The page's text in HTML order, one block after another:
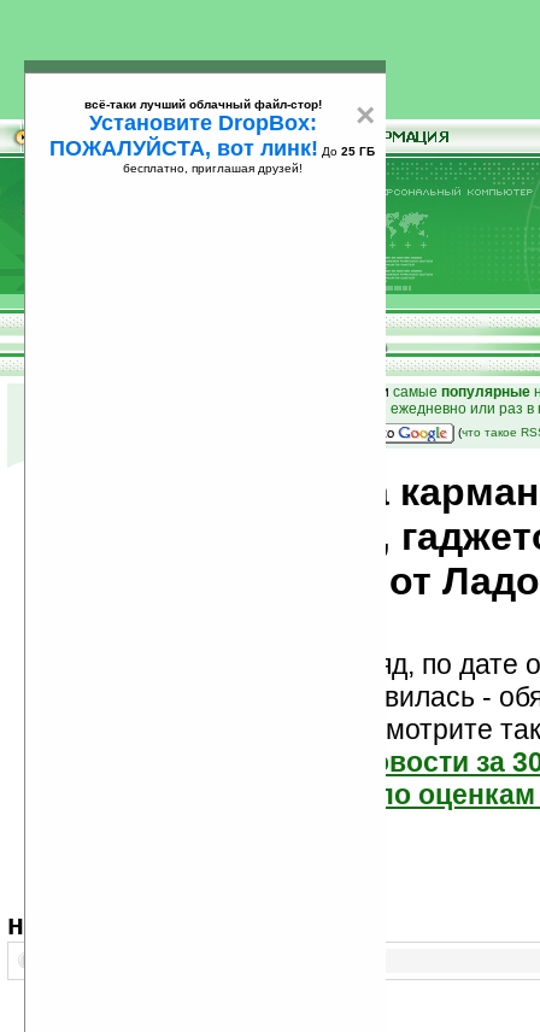
25
и самые популярные
на email ежедневно или раз
(что такое
Новости мира
компьютеров,
мобильности от
Новости показаны подряд, по дате
Если новость вам понравилась -
проголосуйте! Посмотрите
самые читаемые новости за
самые лучшие новости по оценкам
навигация:
×
всё-таки лучший облачный файл-стор!
Установите DropBox:
ПОЖАЛУЙСТА, вот линк! До 25 ГБ
бесплатно, приглашая друзей!